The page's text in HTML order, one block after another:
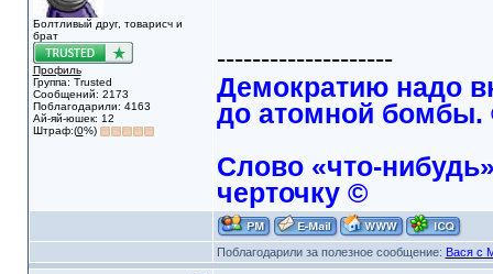
Болтливый друг, товарисч и
брат
Профиль
Группа: Trusted
Сообщений: 2173
Поблагодарили: 4163
Ай-яй-юшек: 12
Штраф:(0%)
--------------------
Демократию надо
до атомной бомбы.
Слово «что-
черточку ©
Поблагодарили за полезное сообщение: Вася с